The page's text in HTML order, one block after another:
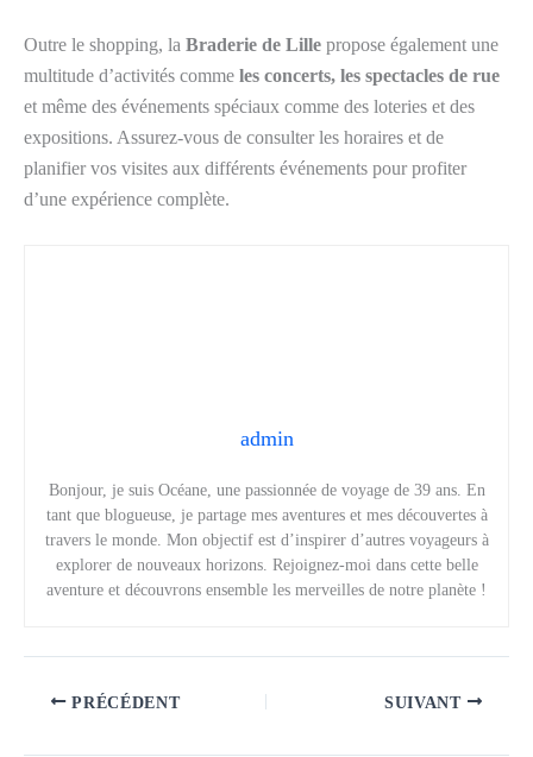
Outre le shopping, la Braderie de Lille propose également une
multitude d’activités comme les concerts, les spectacles de rue
et même des événements spéciaux comme des loteries et des
expositions. Assurez-vous de consulter les horaires et de
planifier vos visites aux différents événements pour profiter
d’une expérience complète.
admin
Bonjour, je suis Océane, une passionnée de voyage de 39 ans. En
tant que blogueuse, je partage mes aventures et mes découvertes à
travers le monde. Mon objectif est d’inspirer d’autres voyageurs à
explorer de nouveaux horizons. Rejoignez-moi dans cette belle
aventure et découvrons ensemble les merveilles de notre planète !
PRÉCÉDENT SUIVANT